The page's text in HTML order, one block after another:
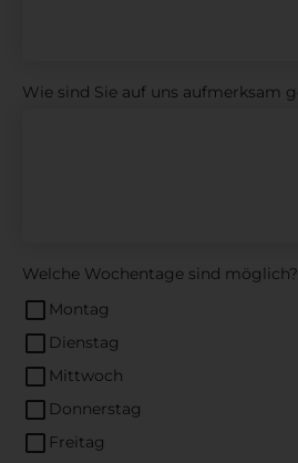
Wie sind Sie auf uns aufmerksam
Welche Wochentage sind möglich?
Montag
Dienstag
Mittwoch
Donnerstag
Freitag